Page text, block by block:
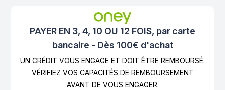
PAYER EN 3, 4, 10 OU 12 FOIS, par carte
bancaire - Dès 100€ d'achat
UN CRÉDIT VOUS ENGAGE ET DOIT ÊTRE REMBOURSÉ.
VÉRIFIEZ VOS CAPACITÉS DE REMBOURSEMENT
AVANT DE VOUS ENGAGER.